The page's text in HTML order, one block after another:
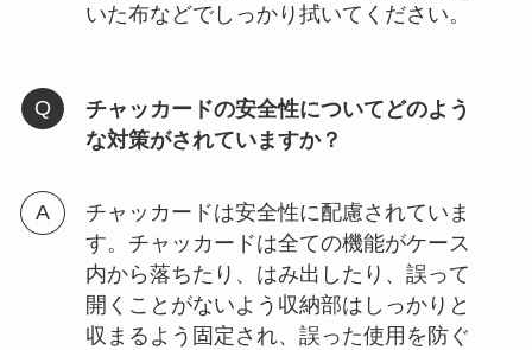
いた布などでしっかり拭いてください。
チャッカードの安全性についてどのよう
な対策がされていますか？
チャッカードは安全性に配慮されていま
す。チャッカードは全ての機能がケース
内から落ちたり、はみ出したり、誤って
開くことがないよう収納部はしっかりと
収まるよう固定され、誤った使用を防ぐ